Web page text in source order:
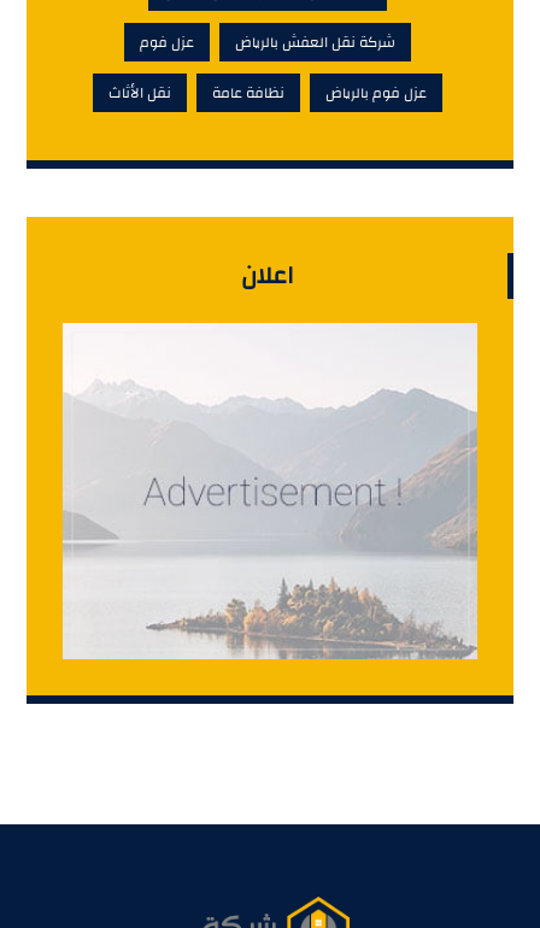
شركة نقل العفش بالرياض
عزل فوم
عزل فوم بالرياض
نظافة عامة نقل الأثاث
اعلان